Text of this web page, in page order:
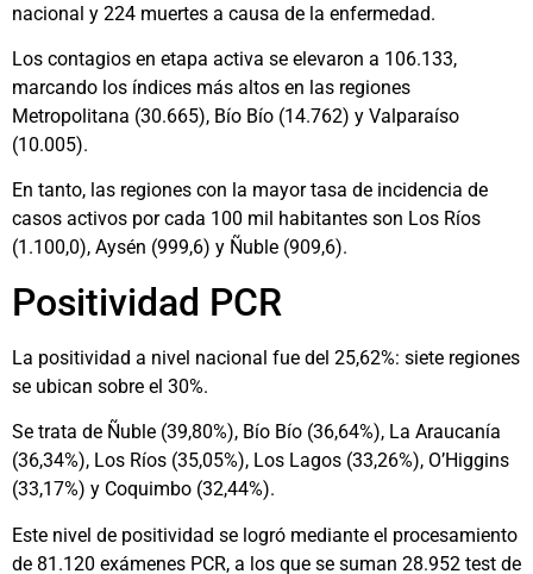
nacional y 224 muertes a causa de la enfermedad.
Los contagios en etapa activa se elevaron a 106.133,
marcando los índices más altos en las regiones
Metropolitana (30.665), Bío Bío (14.762) y Valparaíso
(10.005).
En tanto, las regiones con la mayor tasa de incidencia de
casos activos por cada 100 mil habitantes son Los Ríos
(1.100,0), Aysén (999,6) y Ñuble (909,6).
Positividad PCR
La positividad a nivel nacional fue del 25,62%: siete regiones
se ubican sobre el 30%.
Se trata de Ñuble (39,80%), Bío Bío (36,64%), La Araucanía
(36,34%), Los Ríos (35,05%), Los Lagos (33,26%), O’Higgins
(33,17%) y Coquimbo (32,44%).
Este nivel de positividad se logró mediante el procesamiento
de 81.120 exámenes PCR, a los que se suman 28.952 test de